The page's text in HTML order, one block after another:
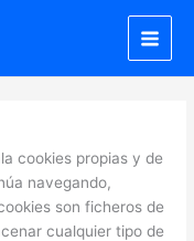
cookies propias y de
navegando,
son ficheros de
cualquier tipo de